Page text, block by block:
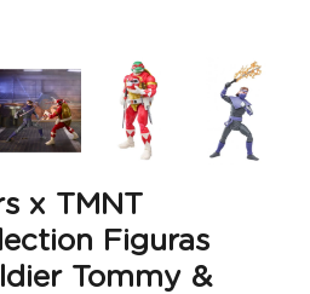
x TMNT
Figuras
Tommy &